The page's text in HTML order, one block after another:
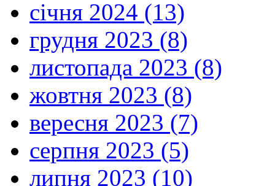
січня 2024 (13)
грудня 2023 (8)
листопада 2023 (8)
жовтня 2023 (8)
вересня 2023 (7)
серпня 2023 (5)
липня 2023 (10)